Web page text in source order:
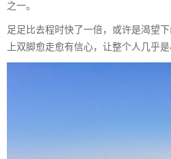
之一。
足足比去程时快了一倍，或许是渴望
上双脚愈走愈有信心，让整个人几乎是